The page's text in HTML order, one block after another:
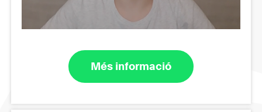
Més informació